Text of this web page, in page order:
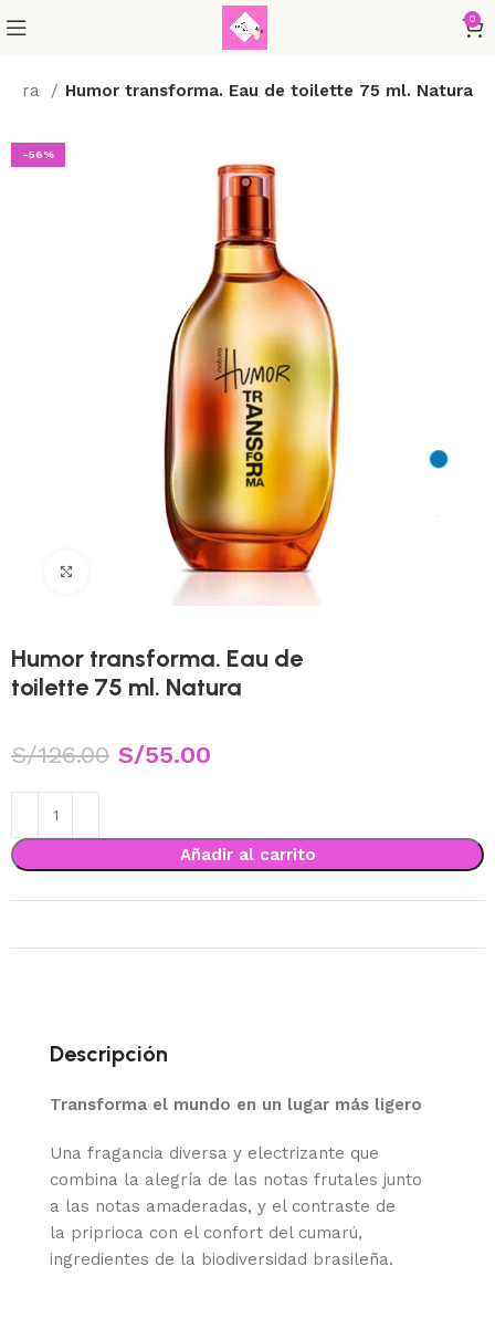
0
Humor transforma. Eau de toilette 75 ml. Natura
-56%
Haga Click para agrandar
Humor transforma. Eau de
toilette 75 ml. Natura
S/126.00 S/55.00
Añadir al carrito
Descripción
Transforma el mundo en un lugar más ligero
Una fragancia diversa y electrizante que
combina la alegría de las notas frutales junto
a las notas amaderadas, y el contraste de
la priprioca con el confort del cumarú,
ingredientes de la biodiversidad brasileña. ​